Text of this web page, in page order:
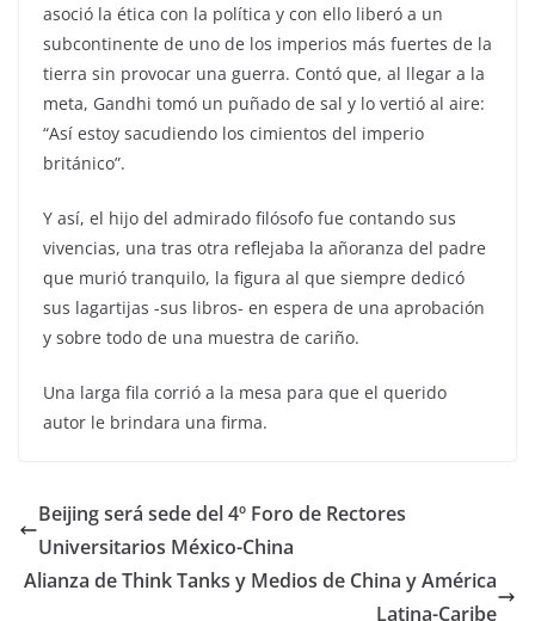
asoció la ética con la política y con ello liberó a un
subcontinente de uno de los imperios más fuertes de la
tierra sin provocar una guerra. Contó que, al llegar a la
meta, Gandhi tomó un puñado de sal y lo vertió al aire:
“Así estoy sacudiendo los cimientos del imperio
británico”.
Y así, el hijo del admirado filósofo fue contando sus
vivencias, una tras otra reflejaba la añoranza del padre
que murió tranquilo, la figura al que siempre dedicó
sus lagartijas -sus libros- en espera de una aprobación
y sobre todo de una muestra de cariño.
Una larga fila corrió a la mesa para que el querido
autor le brindara una firma.
Beijing será sede del 4º Foro de Rectores
Universitarios México-China
Alianza de Think Tanks y Medios de China y América
Latina-Caribe